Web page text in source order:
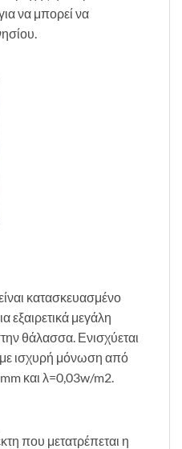
να μπορεί να
κατασκευασμένο
εξαιρετικά μεγάλη
θάλασσα. Ενισχύεται
με ισχυρή μόνωση από
και λ=0,03w/m2.
που μετατρέπεται η